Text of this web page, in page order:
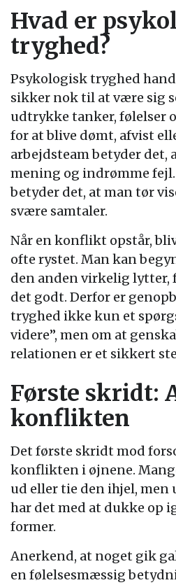
Hvad er
tryghed?
Psykologisk tryghed
sikker nok til at være sig
udtrykke tanker, følelser
for at blive dømt, afvist
arbejdsteam betyder det,
mening og indrømme
betyder det, at man tør
svære samtaler.
Når en konflikt opstår,
ofte rystet. Man kan
den anden virkelig lytter,
det godt. Derfor er
tryghed ikke kun et
videre”, men om at
relationen er et sikkert
Første skridt:
konflikten
Det første skridt mod
konflikten i øjnene.
ud eller tie den ihjel,
har det med at dukke op
former.
Anerkend, at noget gik
en følelsesmæssig